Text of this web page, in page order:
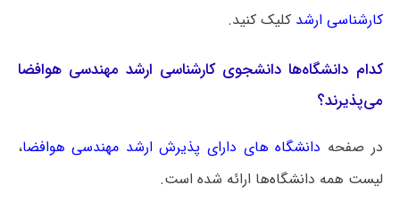
کارشناسی ارشد کلیک کنید.
کدام دانشگاه‌ها دانشجوی کارشناسی ارشد مهندسی هوافضا
می‌پذیرند؟
در صفحه دانشگاه های دارای پذیرش ارشد مهندسی هوافضا،
لیست همه دانشگاه‌ها ارائه شده است.